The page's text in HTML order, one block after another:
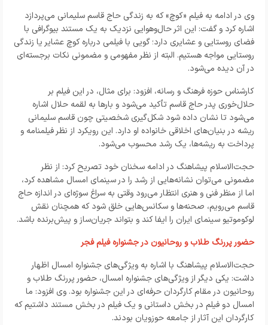
وی در ادامه به فیلم «کوچ» که به زندگی حاج قاسم سلیمانی می‌پردازد
اشاره کرد و گفت: این اثر حال‌وهوایی نزدیک به یک مستند بیوگرافی با
فضای روستایی و عشایری دارد؛ گویی با فیلمی درباره کوچ عشایر یا زندگی
روستایی مواجه هستیم. البته از نظر مفهومی و مضمونی نکات برجسته‌ای
در آن دیده می‌شود.
کارشناس حوزه فرهنگ و رسانه، افزود: برای مثال، در این فیلم بر
حلال‌خوری پدر حاج قاسم تأکید می‌شود و بارها به لقمه حلال اشاره
می‌شود تا نشان داده شود شکل‌گیری شخصیتی چون قاسم سلیمانی
ریشه در بنیان‌های اخلاقی خانواده او دارد. این رویکرد از نظر فیلمنامه و
پرداخت به ریشه‌ها، یک رشد محسوب می‌شود.
حجت‌الاسلام پیشاهنگ در ادامه سخنان خود تصریح کرد: از نظر
مضمونی می‌توان نشانه‌هایی از رشد را در سینمای امسال مشاهده کرد،
اما از منظر فنی و هنری انتظار می‌رود وقتی به سراغ سوژه‌ای در اندازه حاج
قاسم می‌رویم، صحنه‌ها و سکانس‌هایی خلق شود که همچنان نقش
لوکوموتیو سینمای ایران را ایفا کند و بتواند جریان‌ساز و پیش‌برنده باشد.
حضور پررنگ طلاب و روحانیون در جشنواره فیلم فجر
حجت‌الاسلام پیشاهنگ با اشاره به ویژگی‌های جشنواره امسال اظهار
داشت: یکی دیگر از ویژگی‌های جشنواره امسال، حضور پررنگ طلاب و
روحانیون در مقام کارگردان حرفه‌ای در این جشنواره بود. وی افزود: ما
امسال دو فیلم در بخش داستانی و یک فیلم در بخش مستند داشتیم که
کارگردان این آثار از جامعه حوزویان بودند.